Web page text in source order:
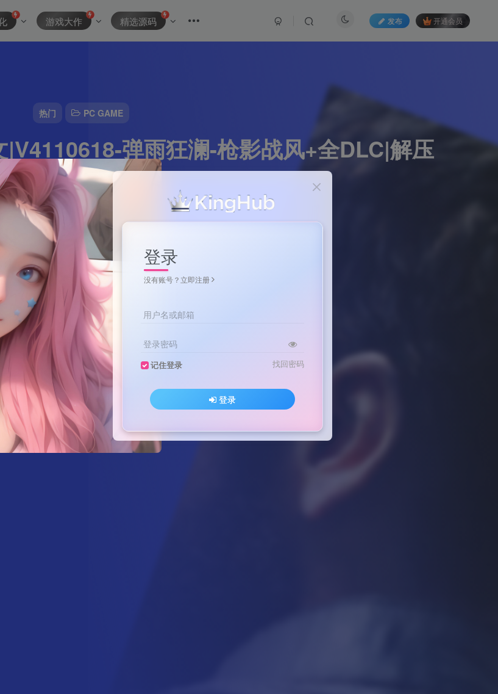
热门 PC GAME
弹雨狂澜-枪影战风+全DLC|解压
即撸|
10-10 资源主理人 该作者已发布15265篇文章
游戏大作 精选源码 发布 开通会员
登录
没有账号？立即注册
用户名或邮箱
登录密码
记住登录 找回密码
登录